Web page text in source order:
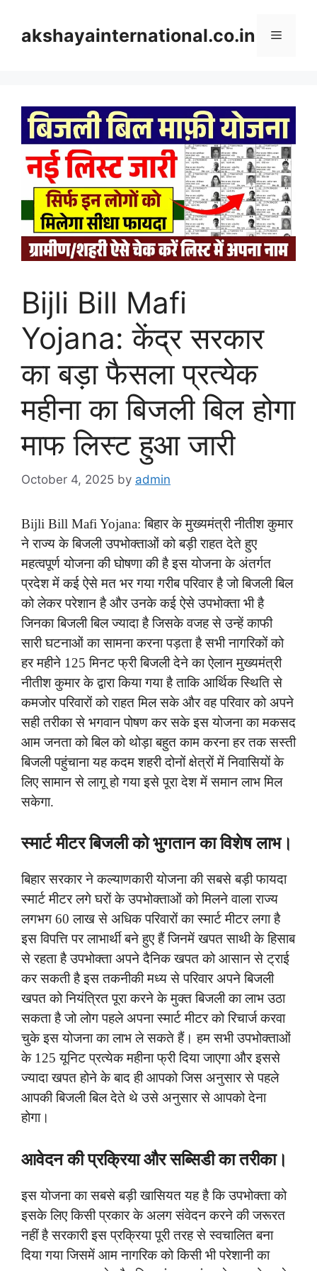
contentakshayainternational.co.in Menu
Bijli Bill Mafi
Yojana: केंद्र सरकार
का बड़ा फैसला प्रत्येक
महीना का बिजली बिल होगा
माफ लिस्ट हुआ जारी
October 4, 2025 by admin
Bijli Bill Mafi Yojana: बिहार के मुख्यमंत्री नीतीश कुमार
ने राज्य के बिजली उपभोक्ताओं को बड़ी राहत देते हुए
महत्वपूर्ण योजना की घोषणा की है इस योजना के अंतर्गत
प्रदेश में कई ऐसे मत भर गया गरीब परिवार है जो बिजली बिल
को लेकर परेशान है और उनके कई ऐसे उपभोक्ता भी है
जिनका बिजली बिल ज्यादा है जिसके वजह से उन्हें काफी
सारी घटनाओं का सामना करना पड़ता है सभी नागरिकों को
हर महीने 125 मिनट फ्री बिजली देने का ऐलान मुख्यमंत्री
नीतीश कुमार के द्वारा किया गया है ताकि आर्थिक स्थिति से
कमजोर परिवारों को राहत मिल सके और वह परिवार को अपने
सही तरीका से भगवान पोषण कर सके इस योजना का मकसद
आम जनता को बिल को थोड़ा बहुत काम करना हर तक सस्ती
बिजली पहुंचाना यह कदम शहरी दोनों क्षेत्रों में निवासियों के
लिए सामान से लागू हो गया इसे पूरा देश में समान लाभ मिल
सकेगा.
स्मार्ट मीटर बिजली को भुगतान का विशेष लाभ।
बिहार सरकार ने कल्याणकारी योजना की सबसे बड़ी फायदा
स्मार्ट मीटर लगे घरों के उपभोक्ताओं को मिलने वाला राज्य
लगभग 60 लाख से अधिक परिवारों का स्मार्ट मीटर लगा है
इस विपत्ति पर लाभार्थी बने हुए हैं जिनमें खपत साथी के हिसाब
से रहता है उपभोक्ता अपने दैनिक खपत को आसान से ट्राई
कर सकती है इस तकनीकी मध्य से परिवार अपने बिजली
खपत को नियंत्रित पूरा करने के मुक्त बिजली का लाभ उठा
सकता है जो लोग पहले अपना स्मार्ट मीटर को रिचार्ज करवा
चुके इस योजना का लाभ ले सकते हैं। हम सभी उपभोक्ताओं
के 125 यूनिट प्रत्येक महीना फ्री दिया जाएगा और इससे
ज्यादा खपत होने के बाद ही आपको जिस अनुसार से पहले
आपकी बिजली बिल देते थे उसे अनुसार से आपको देना
होगा।
आवेदन की प्रक्रिया और सब्सिडी का तरीका।
इस योजना का सबसे बड़ी खासियत यह है कि उपभोक्ता को
इसके लिए किसी प्रकार के अलग संवेदन करने की जरूरत
नहीं है सरकारी इस प्रक्रिया पूरी तरह से स्वचालित बना
दिया गया जिसमें आम नागरिक को किसी भी परेशानी का